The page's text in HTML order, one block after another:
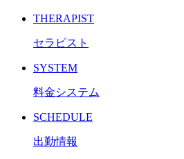
THERAPIST
セラピスト
SYSTEM
料金システム
SCHEDULE
出勤情報